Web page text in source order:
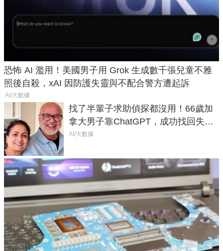
恐怖 AI 濫用！美國男子用 Grok 生成數千張兒童不雅
照後自殺，xAI 因防護失靈與不配合警方遭起訴
AI/大數據
找了半輩子求助偵探都沒用！66歲加
拿大男子靠ChatGPT，成功找回失散
50年家人
AI/大數據